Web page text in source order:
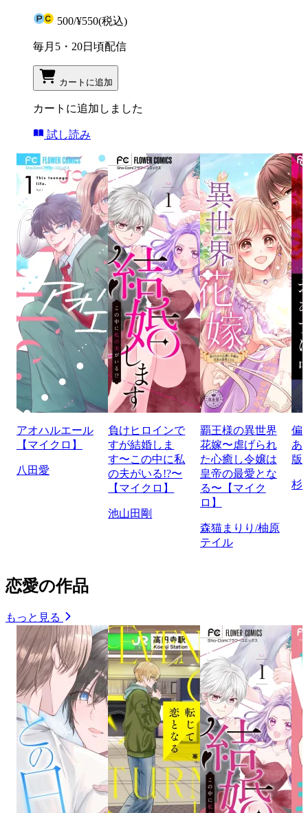
500/¥550(税込)
毎月5・20日頃配信
カートに追加
カートに追加しました
試し読み
アオハルエール
【マイクロ】
八田愛
負けヒロインで
すが結婚しま
す〜この中に私
の夫がいる!?〜
【マイクロ】
池山田剛
覇王様の異世界
花嫁〜虐げられ
た心癒し令嬢は
皇帝の最愛とな
る〜【マイク
ロ】
森猫まりり/柚原
テイル
偏
あ
版
杉
恋愛の作品
もっと見る